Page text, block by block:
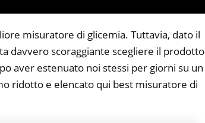
misuratore di glicemia. Tuttavia, dato il
davvero scoraggiante scegliere il prodotto
aver estenuato noi stessi per giorni su un
ridotto e elencato qui best misuratore di